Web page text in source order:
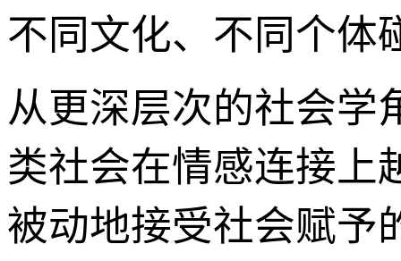
不同文化、不同个体
从更深层次的社会学
类社会在情感连接上
被动地接受社会赋予